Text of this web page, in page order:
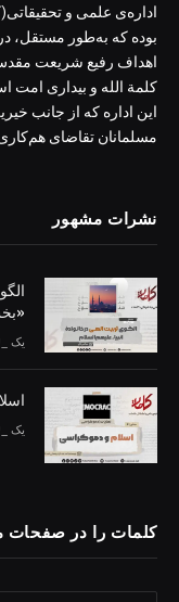
اداره‌ی علمی و
بوده که به‌طور مستقل،
اهداف رفیع شریعت مقدس
کلمة الله و بیداری امت
این اداره که از جانب
مسلمانان تقاضای هم‌کاری
نشرات مشهور
یک _9 _آگست _2026AH 9-8-2026AD
یک _9 _آگست _2026AH 9-8-2026AD
کلمات را در صفحات